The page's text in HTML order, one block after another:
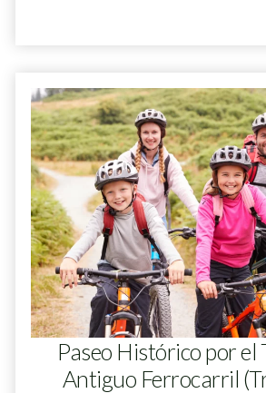
Paseo Histórico por el
Antiguo Ferrocarril